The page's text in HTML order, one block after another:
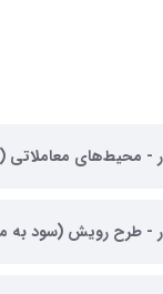
- محیط‌های
- طرح رویش (سود به